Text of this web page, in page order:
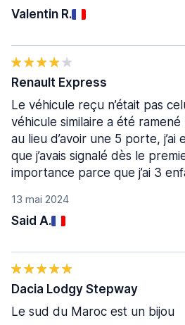
Valentin R.
13 mai 2024
Said A.
Renault Express
Le véhicule reçu n’était pas
véhicule similaire a été
au lieu d’avoir une 5 porte,
que j’avais signalé dès le
importance parce que j’ai 3
Dacia Lodgy Stepway
Le sud du Maroc est un bijou